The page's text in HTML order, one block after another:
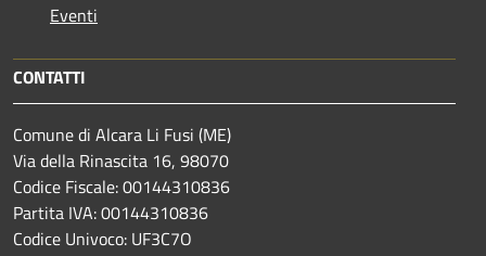
Eventi
CONTATTI
Comune di Alcara Li Fusi (ME)
Via della Rinascita 16, 98070
Codice Fiscale: 00144310836
Partita IVA: 00144310836
Codice Univoco: UF3C7O